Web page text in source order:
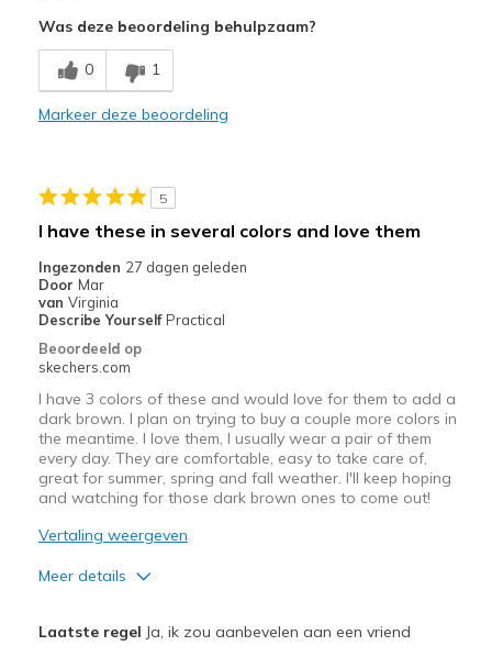
Width
Feels too narrow
Sizing
View On Shoes
Was deze beoordeling behulpzaam?
0 1
Markeer deze beoordeling
5
I have these in several colors and love them
Ingezonden 27 dagen geleden
Door Mar
van Virginia
Describe Yourself Practical
Beoordeeld op
skechers.com
I have 3 colors of these and would love for them to add a
dark brown. I plan on trying to buy a couple more colors in
the meantime. I love them, I usually wear a pair of them
every day. They are comfortable, easy to take care of,
great for summer, spring and fall weather. I'll keep hoping
and watching for those dark brown ones to come out!
Vertaling weergeven
Meer details
Laatste regel Ja, ik zou aanbevelen aan een vriend